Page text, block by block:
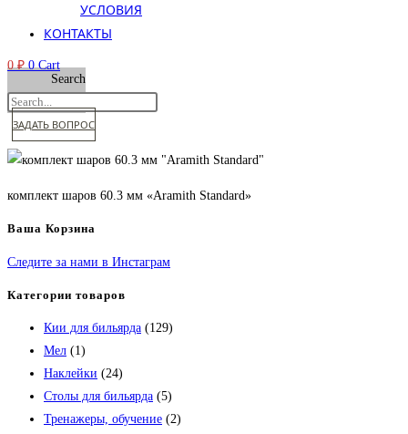
УСЛОВИЯ
КОНТАКТЫ
0₽ 0 Cart
Search
ЗАДАТЬ ВОПРОС
комплект шаров 60.3 мм «Aramith Standard»
Ваша Корзина
Следите за нами в Инстаграм
Категории товаров
Кии для бильярда (129)
Мел (1)
Наклейки (24)
Столы для бильярда (5)
Тренажеры, обучение (2)